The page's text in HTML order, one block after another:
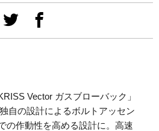
Vector ガスブローバック」
自の設計によるボルトアッセン
の作動性を高める設計に。高速